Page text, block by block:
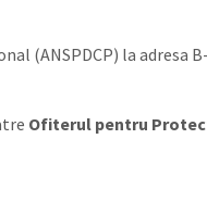
(ANSPDCP) la adresa
Ofiterul pentru